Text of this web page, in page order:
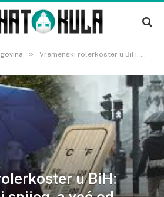
» Vremenski rolerkoster u BiH: Danas slabiji snijeg, a već od srijede proljetnih 15 stepeni
u BiH: